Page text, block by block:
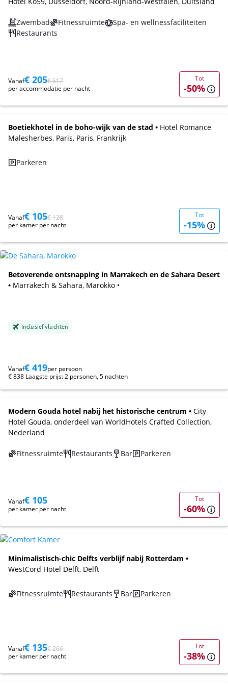
Zwembad Fitnessruimte
Spa- en wellnessfaciliteiten
Restaurants
Vanaf€ 205€ 517
per accommodatie per nacht
Tot
-50%
Boetiekhotel in de boho-wijk van de stad • Hotel Romance
Malesherbes, Paris, Paris, Frankrijk
Parkeren
Vanaf€ 105€ 128
per kamer per nacht
Tot
-15%
Betoverende ontsnapping in Marrakech en de Sahara Desert
• Marrakech & Sahara, Marokko •
Inclusief vluchten
Vanaf€ 419per persoon
€ 838 Laagste prijs: 2 personen, 5 nachten
Modern Gouda hotel nabij het historische centrum • City
Hotel Gouda, onderdeel van WorldHotels Crafted Collection,
Nederland
Fitnessruimte Restaurants Bar Parkeren
Vanaf€ 105
per kamer per nacht
Tot
-60%
Minimalistisch-chic Delfts verblijf nabij Rotterdam •
WestCord Hotel Delft, Delft
Fitnessruimte Restaurants Bar Parkeren
Vanaf€ 135€ 266
per kamer per nacht
Tot
-38%